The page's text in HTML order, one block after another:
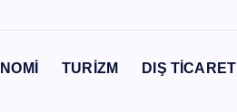
TURİZM DIŞ TİCARET